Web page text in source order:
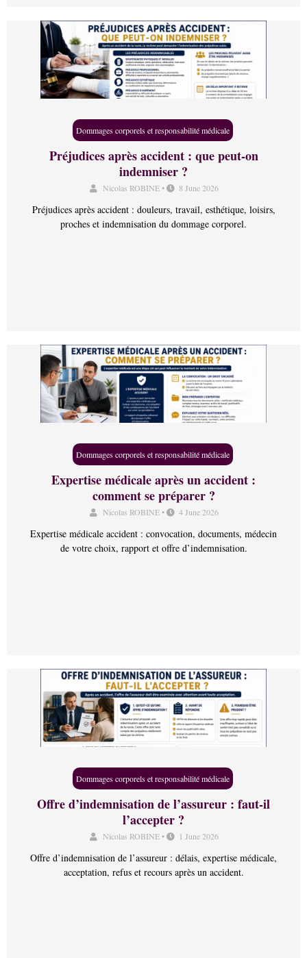
Dommages corporels et responsabilité médicale
Préjudices après accident : que peut-on
indemniser ?
Nicolas ROBINE• 8 June 2026
Préjudices après accident : douleurs, travail, esthétique, loisirs,
proches et indemnisation du dommage corporel.
Dommages corporels et responsabilité médicale
Expertise médicale après un accident :
comment se préparer ?
Nicolas ROBINE• 4 June 2026
Expertise médicale accident : convocation, documents, médecin
de votre choix, rapport et offre d’indemnisation.
Dommages corporels et responsabilité médicale
Offre d’indemnisation de l’assureur : faut-il
l’accepter ?
Nicolas ROBINE• 1 June 2026
Offre d’indemnisation de l’assureur : délais, expertise médicale,
acceptation, refus et recours après un accident.